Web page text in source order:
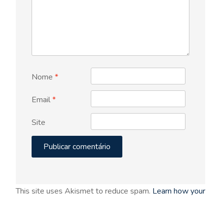
Nome *
Email*
Site
This site uses Akismet to reduce spam. Learn how your